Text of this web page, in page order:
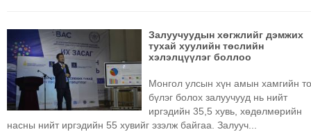
Залуучуудын хөгжлийг дэмжих
тухай хуулийн төслийн
хэлэлцүүлэг боллоо
Монгол улсын хүн амын хамгийн
бүлэг болох залуучууд нь нийт
иргэдийн 35,5 хувь, хөдөлмөрийн
насны нийт иргэдийн 55 хувийг эзэлж байгаа. Залууч...